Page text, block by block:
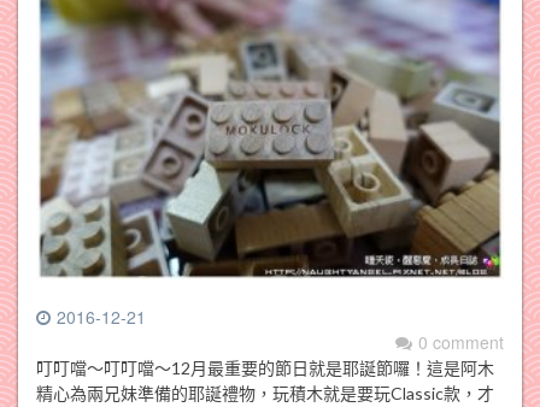
2016-12-21
0 comment
叮叮噹～叮叮噹～12月最重要的節日就是耶誕節囉！這是阿木
精心為兩兄妹準備的耶誕禮物，玩積木就是要玩Classic款，才